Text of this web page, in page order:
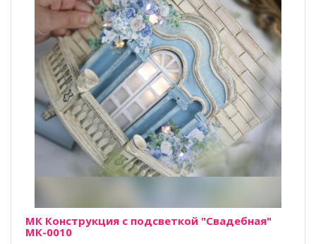
МК Конструкция с подсветкой "Свадебная"
МК-0010